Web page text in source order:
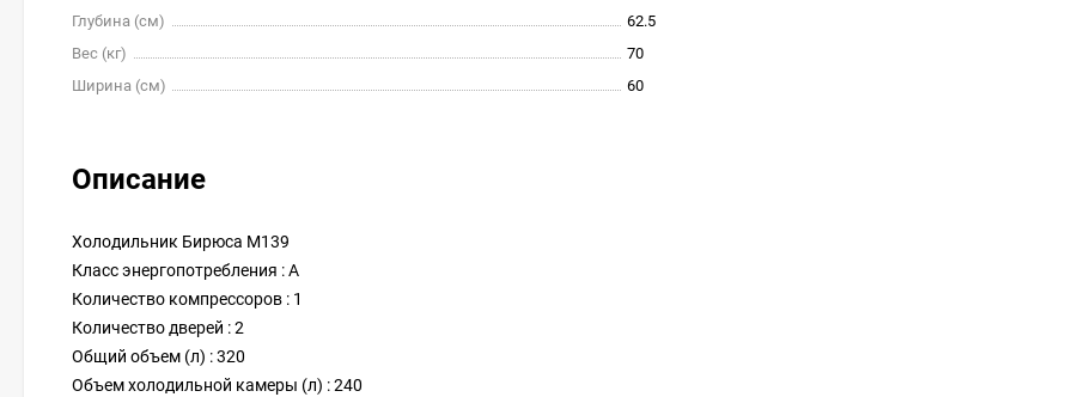
Глубина (см)
62.5
Вес (кг)
70
Ширина (см)
60
Описание
Холодильник Бирюса M139
Класс энергопотребления : A
Количество компрессоров : 1
Количество дверей : 2
Общий объем (л) : 320
Объем холодильной камеры (л) : 240